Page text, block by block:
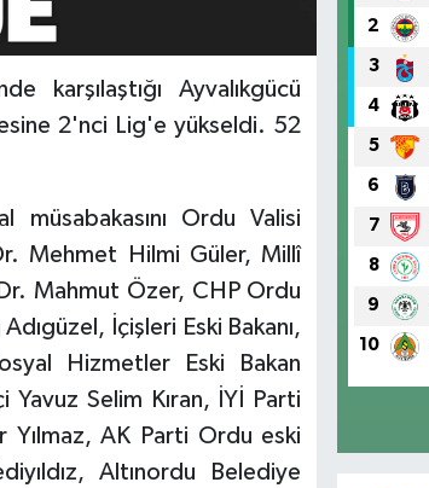
Ayvalıkgücü
2'nci Lig'e yükseldi. 52
müsabakasını Ordu Valisi
Mehmet Hilmi Güler, Millî
Mahmut Özer, CHP Ordu
İçişleri Eski Bakanı,
Hizmetler Eski Bakan
Yavuz Selim Kıran, İYİ Parti
Yılmaz, AK Parti Ordu eski
Altınordu Belediye
2
3
4
5
6
7
8
9
10